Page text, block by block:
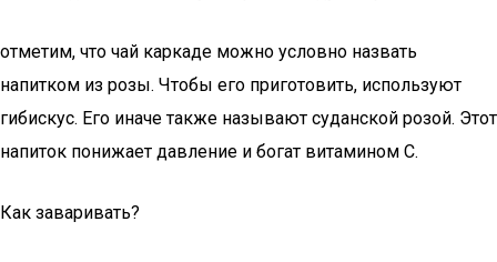
отметим, что чай каркаде можно условно назвать
напитком из розы. Чтобы его приготовить, используют
гибискус. Его иначе также называют суданской розой. Этот
напиток понижает давление и богат витамином С.
Как заваривать?